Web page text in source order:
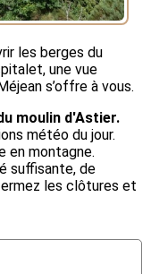
les berges du
une vue
s’offre à vous.
moulin d'Astier.
météo du jour.
en montagne.
suffisante, de
les clôtures et